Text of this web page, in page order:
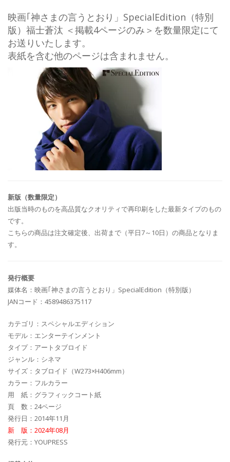
映画｢神さまの言うとおり」SpecialEdition（特別
版）福士蒼汰 ＜掲載4ページのみ＞を数量限定にて
お送りいたします。
表紙を含む他のページは含まれません。
新版（数量限定）
出版当時のものを高品質なクオリティで再印刷をした最新タイプのもの
です。
こちらの商品は注文確定後、出荷まで（平日7～10日）の商品となりま
す。
発行概要
媒体名：映画｢神さまの言うとおり」SpecialEdition（特別版）
JANコード：4589486375117
カテゴリ：スペシャルエディション
モデル：エンターテインメント
タイプ：アートタブロイド
ジャンル：シネマ
サイズ：タブロイド（W273×H406mm）
カラー：フルカラー
用 紙：グラフィックコート紙
頁 数：24ページ
発行日：2014年11月
新 版：2024年08月
発行元：YOUPRESS